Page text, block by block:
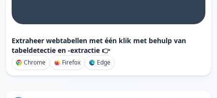
Extraheer webtabellen met één klik met behulp van
tabeldetectie en -extractie 👉
Chrome Firefox Edge